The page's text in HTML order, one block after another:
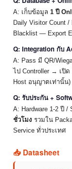
A: เก็บข้อมูล 1 ปี
Daily Visitor Count
Blacklist — Export
Q: Integration กับ
A: Pass มี QR/
ไป Controller → เปิด
Host อนุญาตเท่านั้น)
Q: รับประกัน +
A: Hardware 1-2 ปี /
ชั่วโมง รวมใน
Service ทั่วประเทศ
📥 Datasheet